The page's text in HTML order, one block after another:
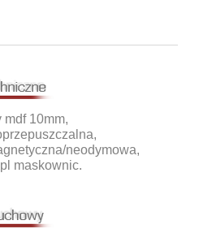
mdf 10mm,
neodymowa,
maskownic.